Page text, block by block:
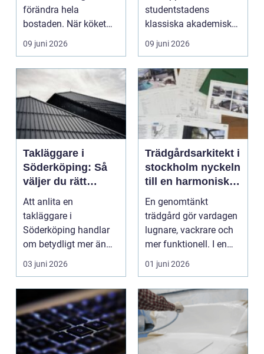
förändra hela
bostaden. När köket
fungerar bättre, blir
vardagen en...
09 juni 2026
studentstadens
klassiska akademiska
boklådor, men m...
09 juni 2026
Takläggare i
Söderköping: Så
väljer du rätt
plåttak och rätt
hantverkare
Att anlita en
takläggare i
Söderköping handlar
om betydligt mer än
att byta ut s...
03 juni 2026
Trädgårdsarkitekt i
stockholm nyckeln
till en harmonisk
utemiljö
En genomtänkt
trädgård gör vardagen
lugnare, vackrare och
mer funktionell. I en
storstad som
Stockho...
01 juni 2026